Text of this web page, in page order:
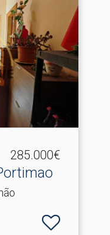
285.000€